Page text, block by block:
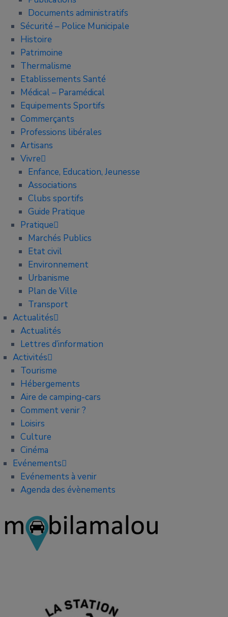
Documents administratifs
Sécurité – Police Municipale
Histoire
Patrimoine
Thermalisme
Etablissements Santé
Médical – Paramédical
Equipements Sportifs
Commerçants
Professions libérales
Artisans
Vivre
Enfance, Education, Jeunesse
Associations
Clubs sportifs
Guide Pratique
Pratique
Marchés Publics
Etat civil
Environnement
Urbanisme
Plan de Ville
Transport
Actualités
Actualités
Lettres d’information
Activités
Tourisme
Hébergements
Aire de camping-cars
Comment venir ?
Loisirs
Culture
Cinéma
Evénements
Evénements à venir
Agenda des évènements